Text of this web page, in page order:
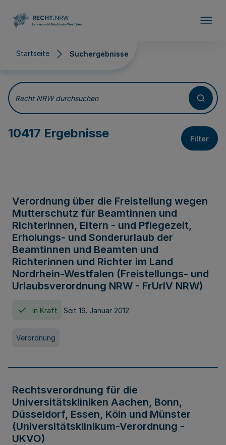
Startseite Suchergebnisse
Suchergebnisse
Recht NRW durchsuchen
10417 Ergebnisse Filter
Verordnung über die Freistellung wegen
Mutterschutz für Beamtinnen und
Richterinnen, Eltern - und Pflegezeit,
Erholungs- und Sonderurlaub der
Beamtinnen und Beamten und
Richterinnen und Richter im Land
Nordrhein-Westfalen (Freistellungs- und
Urlaubsverordnung NRW - FrUrlV NRW)
In Kraft Seit 19. Januar 2012
Verordnung
Rechtsverordnung für die
Universitätskliniken Aachen, Bonn,
Düsseldorf, Essen, Köln und Münster
(Universitätsklinikum-Verordnung -
UKVO)